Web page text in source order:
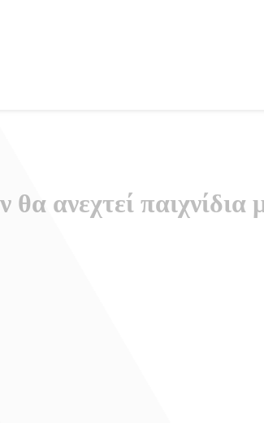
ανεχτεί παιχνίδια